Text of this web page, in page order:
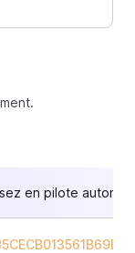
en pilote